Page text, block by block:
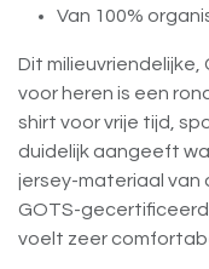
Van 100%
Dit
voor heren is een
shirt voor vrije tijd,
duidelijk aangeeft
jersey-materiaal van
GOTS-
voelt zeer